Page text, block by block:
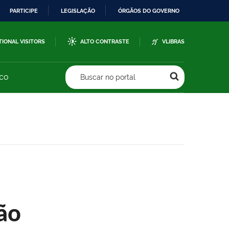
PARTICIPE LEGISLAÇÃO ÓRGÃOS DO GOVERNO
VISITORS ALTO CONTRASTE VLIBRAS
Buscar no portal